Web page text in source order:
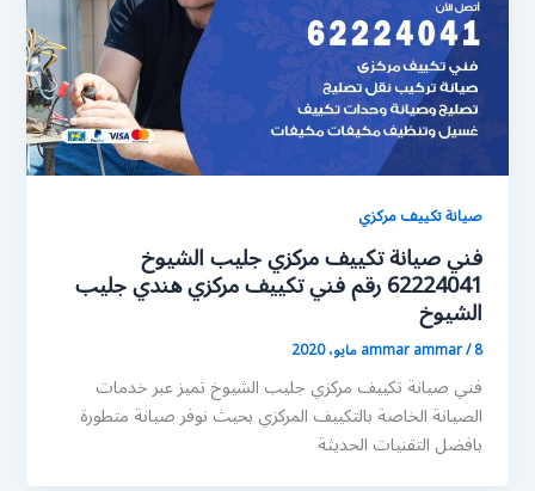
صيانة تكييف مركزي
فني صيانة تكييف مركزي جليب الشيوخ
62224041 رقم فني تكييف مركزي هندي جليب
الشيوخ
ammar ammar/8 مايو، 2020
فني صيانة تكييف مركزي جليب الشيوخ تميز عبر خدمات
الصيانة الخاصة بالتكييف المركزي بحيث نوفر صيانة متطورة
بافضل التقنيات الحديثة